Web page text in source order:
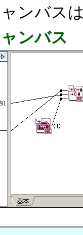
ンバス
ンバス